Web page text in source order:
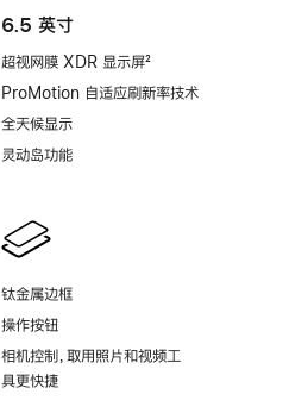
6.5 英寸
超视网膜 XDR 显示屏
脚
2
ProMotion 自适应刷新率技术
全天候显示
灵动岛功能
钛金属边框
操作按钮
相机控制，取用照片和视频工
具更快捷